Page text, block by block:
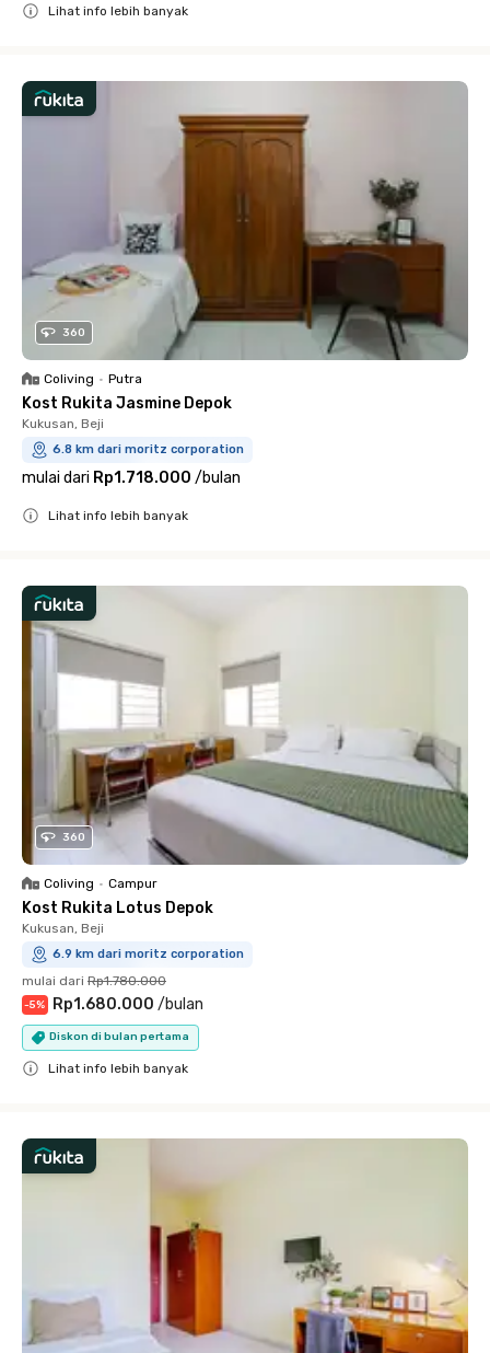
Lihat info lebih banyak
360
Coliving • Putra
Kost Rukita Jasmine Depok
Kukusan, Beji
6.8 km dari moritz corporation
mulai dari Rp1.718.000 /bulan
Lihat info lebih banyak
360
Coliving • Campur
Kost Rukita Lotus Depok
Kukusan, Beji
6.9 km dari moritz corporation
mulai dari Rp1.780.000
-5% Rp1.680.000 /bulan
Diskon di bulan pertama
Lihat info lebih banyak